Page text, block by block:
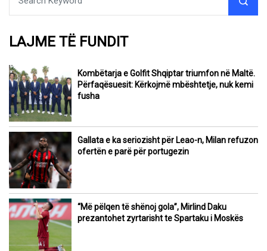
LAJME TË FUNDIT
Kombëtarja e Golfit Shqiptar triumfon në Maltë.
Përfaqësuesit: Kërkojmë mbështetje, nuk kemi
fusha
Gallata e ka seriozisht për Leao-n, Milan refuzon
ofertën e parë për portugezin
“Më pëlqen të shënoj gola”, Mirlind Daku
prezantohet zyrtarisht te Spartaku i Moskës